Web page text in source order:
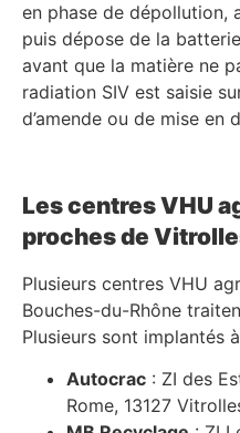
en phase de dépollution,
puis dépose de la
avant que la matière ne
radiation SIV est saisie
d’amende ou de mise en
Les centres VHU
proches de
Plusieurs centres VHU
Bouches-du-Rhône
Plusieurs sont implantés
Autocrac : ZI des
Rome, 13127